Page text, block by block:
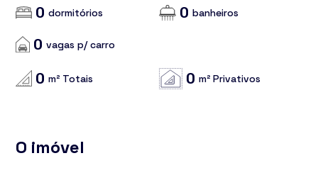
0 dormitórios 0 banheiros
0 vagas p/ carro
0 m² Totais 0 m² Privativos
O imóvel